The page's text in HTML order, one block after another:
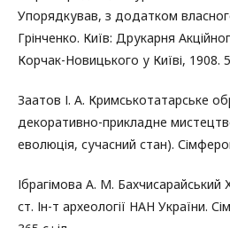
Упорядкував, з додатком
Грінченко. Київ: Друкарня
Корчак-Новицького у Київі, 1908.
Заатов І. А. Кримськотатарське
декоративно-прикладне
еволюція, сучасний стан).
Ібрагімова А. М. Бахчисарайський
ст. Ін-т археології НАН України.